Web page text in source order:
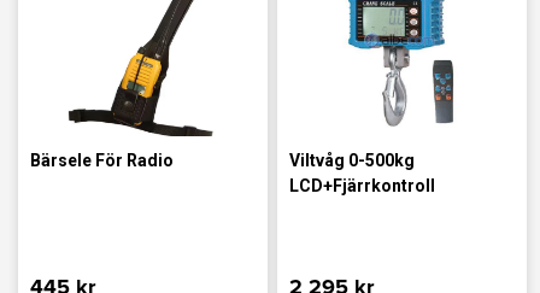
Bärsele För Radio
445 kr
Viltvåg 0-500kg
LCD+Fjärrkontroll
2 295 kr